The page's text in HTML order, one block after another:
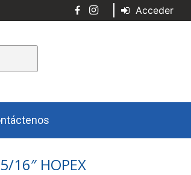
Acceder
16″ HOPEX